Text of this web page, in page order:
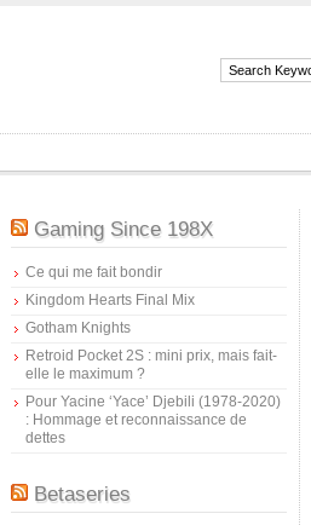
Gaming Since 198X
Ce qui me fait bondir
Kingdom Hearts Final Mix
Gotham Knights
Retroid Pocket 2S : mini prix, mais fait-
elle le maximum ?
Pour Yacine ‘Yace’ Djebili (1978-2020)
: Hommage et reconnaissance de
dettes
Betaseries